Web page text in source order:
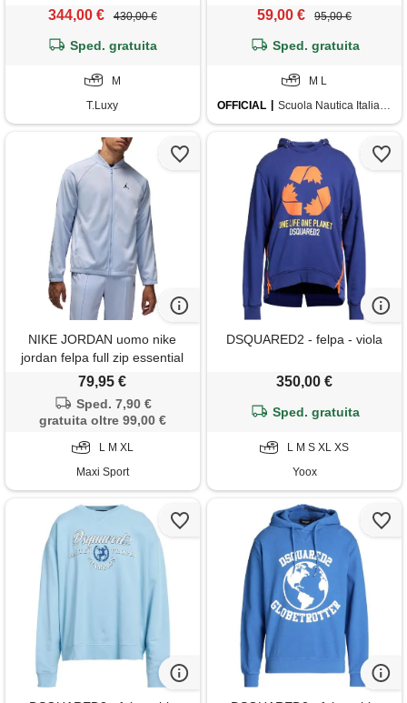
344,00 € 430,00 €
Sped. gratuita
M
T.Luxy
59,00 € 95,00 €
Sped. gratuita
M L
OFFICIAL
Scuola Nautica Italiana
NIKE JORDAN uomo nike
jordan felpa full zip essential
79,95 €
Sped. 7,90 €
gratuita oltre 99,00 €
L M XL
Maxi Sport
DSQUARED2 - felpa - viola
350,00 €
Sped. gratuita
L M S XL XS
Yoox